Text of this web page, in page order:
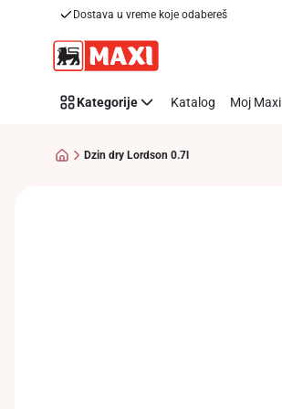
Dostava u vreme koje odabereš
Kategorije Katalog Moj Maxi
Dzin dry Lordson 0.7l